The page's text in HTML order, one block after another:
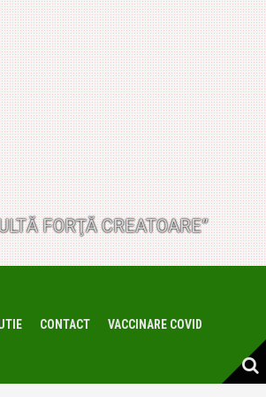
FORŢĂ CREATOARE”
CONTACT VACCINARE COVID